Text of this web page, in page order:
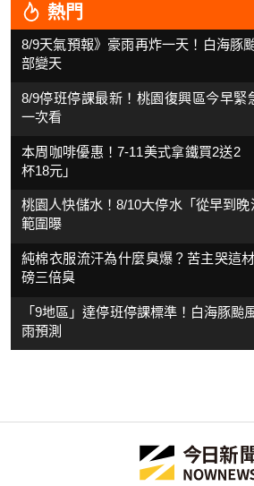
熱門
8/9天氣預報》豪雨再炸一天！白海
部變天
8/9停班停課最新！桃園復興區今早
一次看
本周咖啡優惠！7-11美式拿鐵買2送2
杯18元」
桃園人快儲水！8/10大停水「從早到
範圍曝
純棉衣服流汗為什麼臭爆？苦主哭這
磅三倍臭
「9地區」達停班停課標準！白海豚
雨預測